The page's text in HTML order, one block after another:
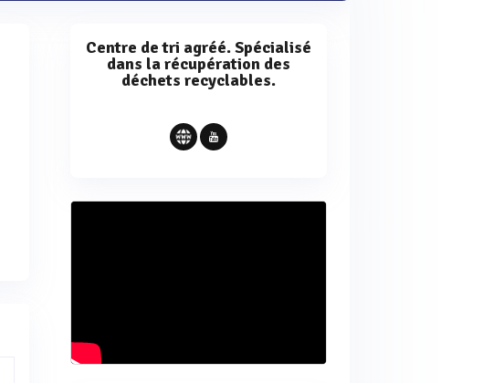
Centre de tri agréé. Spécialisé
dans la récupération des
déchets recyclables.